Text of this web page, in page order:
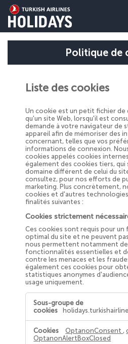
Politique de
Liste des cookies
Un cookie est un petit fichier
qu'un site Web, lorsqu'il est
demande à votre navigateur de
appareil afin de mémoriser des
concernant, telles que vos
informations de connexion.
cookies appelés cookies
également des cookies tiers,
domaine différent de celui du
consultez, pour nos efforts de
marketing. Plus concrètement,
cookies et d'autres technologies
finalités suivantes :
Cookies strictement
Ces cookies sont requis pour
optimal du site et ne peuvent
nous permettent notamment
fonctionnalités essentielles et
contre les menaces et les
également ces cookies pour
statistiques anonymes
usage uniquement.
Cookies
strictement
nécessaires
OptanonConsent ,
OptanonAlertBoxClosed